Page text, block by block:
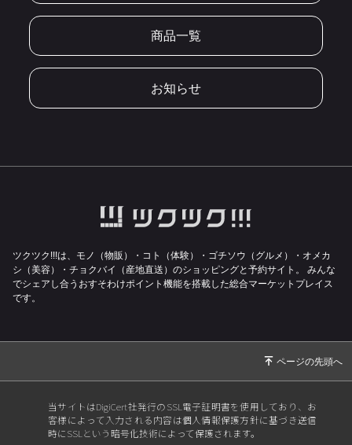
商品一覧
お知らせ
ツクツク!!!は、モノ（物販）・コト（体験）・ゴチソウ（グルメ）・オメカ
シ（美容）・チョクバイ（産地直送）のショッピングと予約サイト。
みんな
でシェアし合うおすそわけポイント機能を搭載した総合マーケットプレイス
です。
当サイトはDigiCert社発行のSSL電子証明書を使用しており、お
客様によって入力される内容は個人情報保護方針に基づき送信
時にSSLという暗号化技術によって保護されます。